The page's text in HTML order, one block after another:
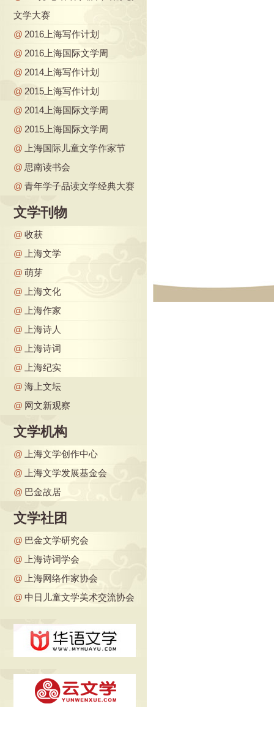
文学大赛
@ 2016上海写作计划
@ 2016上海国际文学周
@ 2014上海写作计划
@ 2015上海写作计划
@ 2014上海国际文学周
@ 2015上海国际文学周
@
上海国际儿童文学作家节
@ 思南读书会
@ 青年学子品读文学经典大赛
文学刊物
@ 收获
@
上海文学
@ 萌芽
@
上海文化
@
上海作家
@
上海诗人
@
上海诗词
@
上海纪实
@ 海上文坛
@ 网文新观察
文学机构
@
上海文学创作中心
@
上海文学发展基金会
@ 巴金故居
文学社团
@ 巴金文学研究会
@
上海诗词学会
@
上海网络作家协会
@ 中日儿童文学美术交流协会